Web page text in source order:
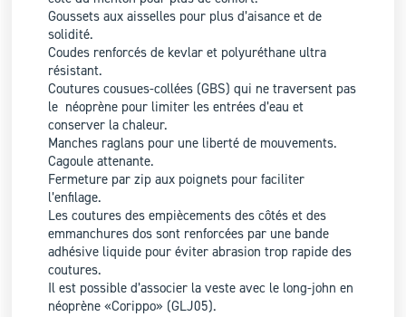
Goussets aux aisselles pour plus d’aisance et de
solidité.
Coudes renforcés de kevlar et polyuréthane ultra
résistant.
Coutures cousues-collées (GBS) qui ne traversent pas
le néoprène pour limiter les entrées d’eau et
conserver la chaleur.
Manches raglans pour une liberté de mouvements.
Cagoule attenante.
Fermeture par zip aux poignets pour faciliter
l’enfilage.
Les coutures des empiècements des côtés et des
emmanchures dos sont renforcées par une bande
adhésive liquide pour éviter abrasion trop rapide des
coutures.
Il est possible d’associer la veste avec le long-john en
néoprène «Corippo» (GLJ05).